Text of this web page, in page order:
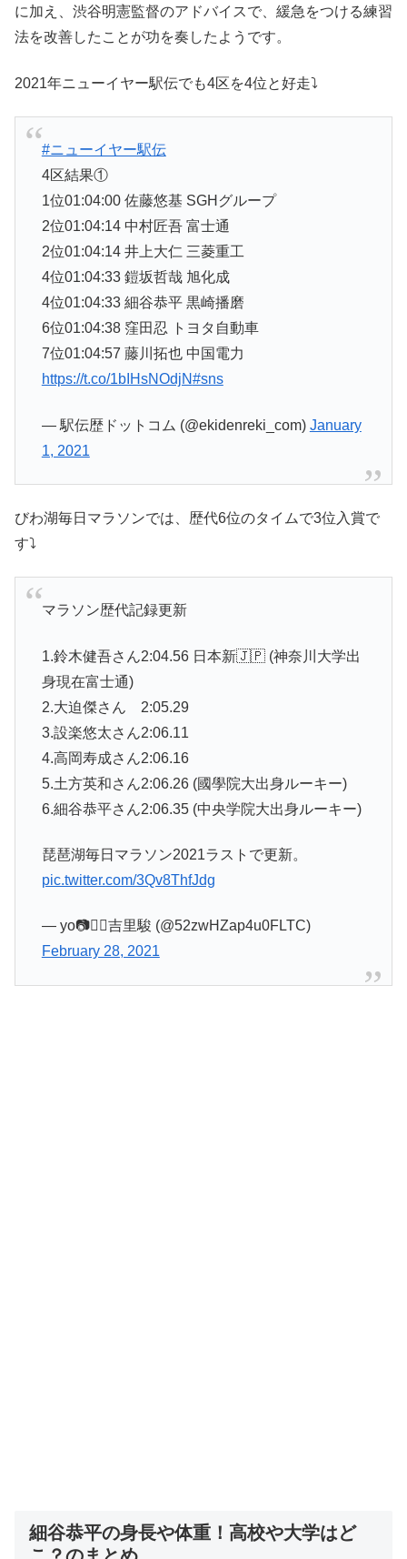
に加え、渋谷明憲監督のアドバイスで、緩急をつける練習
法を改善したことが功を奏したようです。
2021年ニューイヤー駅伝でも4区を4位と好走⤵
#ニューイヤー駅伝
4区結果①
1位01:04:00 佐藤悠基 SGHグループ
2位01:04:14 中村匠吾 富士通
2位01:04:14 井上大仁 三菱重工
4位01:04:33 鎧坂哲哉 旭化成
4位01:04:33 細谷恭平 黒崎播磨
6位01:04:38 窪田忍 トヨタ自動車
7位01:04:57 藤川拓也 中国電力
https://t.co/1bIHsNOdjN#sns
— 駅伝歴ドットコム (@ekidenreki_com) January
1, 2021
びわ湖毎日マラソンでは、歴代6位のタイムで3位入賞で
す⤵
マラソン歴代記録更新
1.鈴木健吾さん2:04.56 日本新🇯🇵 (神奈川大学出
身現在富士通)
2.大迫傑さん 2:05.29
3.設楽悠太さん2:06.11
4.高岡寿成さん2:06.16
5.土方英和さん2:06.26 (國學院大出身ルーキー)
6.細谷恭平さん2:06.35 (中央学院大出身ルーキー)
琵琶湖毎日マラソン2021ラストで更新。
pic.twitter.com/3Qv8ThfJdg
— yo📷🏃‍♂️吉里駿 (@52zwHZap4u0FLTC)
February 28, 2021
細谷恭平の身長や体重！高校や大学はど